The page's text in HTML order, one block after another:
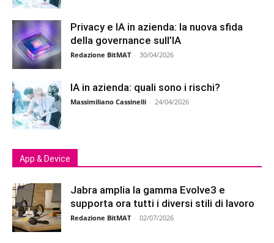
Privacy e IA in azienda: la nuova sfida
della governance sull’IA
Redazione BitMAT - 30/04/2026
IA in azienda: quali sono i rischi?
Massimiliano Cassinelli - 24/04/2026
App & Device
Jabra amplia la gamma Evolve3 e
supporta ora tutti i diversi stili di lavoro
Redazione BitMAT - 02/07/2026